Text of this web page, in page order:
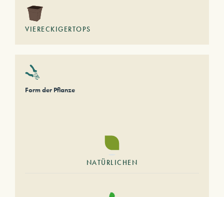
VIERECKIGERTOPS
Form der Pflanze
NATÜRLICHEN